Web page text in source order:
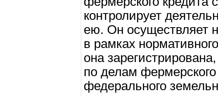
контролирует
ею. Он осуществляет
в рамках
она
по делам фермерского
федерального